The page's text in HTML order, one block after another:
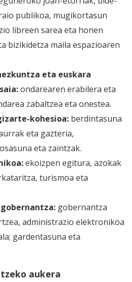
publikoa, mugikortasun
libreen sarea eta honen
bizikidetza maila espazioaren
eta euskara
ondarearen erabilera eta
zabaltzea eta onestea.
kohesioa: berdintasuna
eta gazteria,
eta zaintzak.
ekoizpen egitura, azokak
turismoa eta
gobernantza
administrazio elektronikoa
gardentasuna eta
aukera